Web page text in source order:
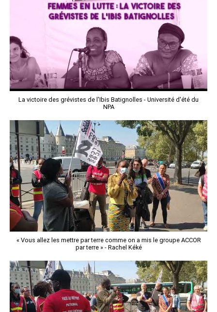
La victoire des grévistes de l'Ibis Batignolles - Université d'été du
NPA
« Vous allez les mettre par terre comme on a mis le groupe ACCOR
par terre » - Rachel Kéké